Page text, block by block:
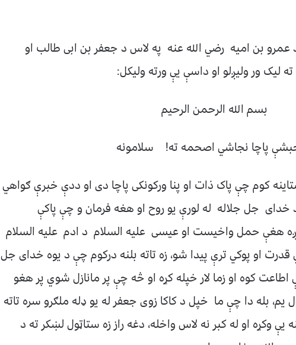
عمرو بن اميه رضي الله عنه په لاس د جعفر بن ابى طالب او
ليک ور وليږلو او داسې يې ورته وليکل:
بسم الله الرحمن الرحيم
پاچا نجاشي اصحمه ته! سلامونه
کوم چې پاک ذات او پنا ورکونکى پاچا دى او ددې خبرې ګواهي
جل جلاله له لورې يو روح او هغه فرمان و چې پاکې
هغې حمل واخيست او عيسى عليه السلام د ادم عليه السلام
او پوکي ترې پيدا شو، زه تاته بلنه درکوم چې د يوه خداى جل
اطاعت کوه او زما لار خپله کړه او څه چې پر مانازل شوي پر هغو
يم، بله دا چې ما خپل د کاکا زوى جعفر له يو ډله ملګرو سره تاته
وکړه او له کبر نه لاس واخله، دغه راز زه ستاټول لښکر ته د